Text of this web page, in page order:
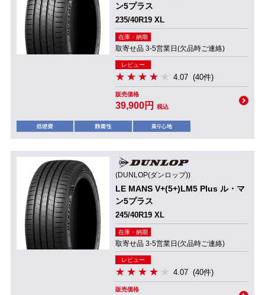
ン5プラス
235/40R19 XL
在庫・納期
取寄せ品 3-5営業日(欠品時ご連絡)
レビュー
4.07 (40件)
販売価格
39,900円 税込
(DUNLOP(ダンロップ))
LE MANS V+(5+)LM5 Plus ル・マ
ン5プラス
245/40R19 XL
在庫・納期
取寄せ品 3-5営業日(欠品時ご連絡)
レビュー
4.07 (40件)
販売価格